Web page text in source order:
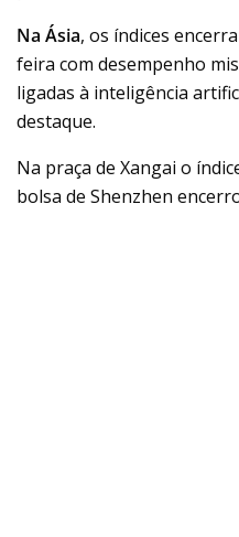
Na Ásia, os índices
feira com desempenho
ligadas à inteligência
destaque.
Na praça de Xangai o
bolsa de Shenzhen